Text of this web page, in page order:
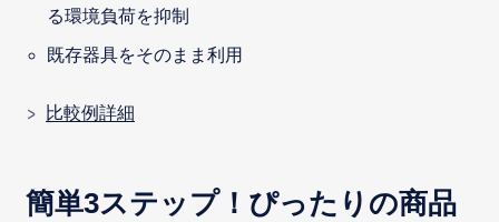
る環境負荷を抑制
既存器具をそのまま利用
比較例詳細
簡単3ステップ！ぴったりの商品